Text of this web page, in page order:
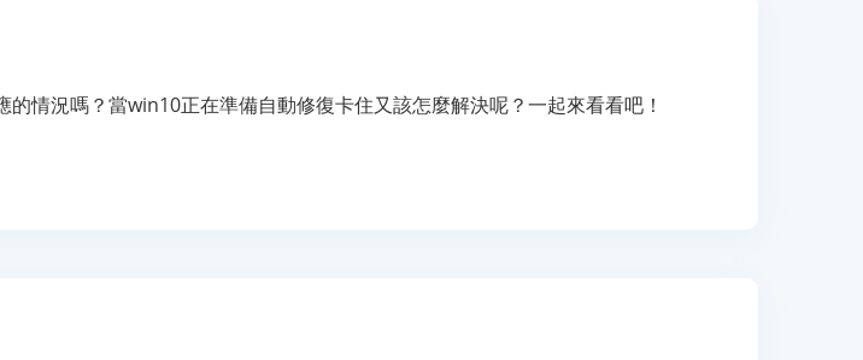
情況嗎？當win10正在準備自動修復卡住又該怎麼解決呢？一起來看看吧！